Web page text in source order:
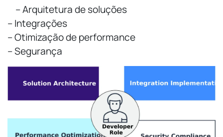
– Arquitetura de soluções
– Integrações
– Otimização de performance
– Segurança